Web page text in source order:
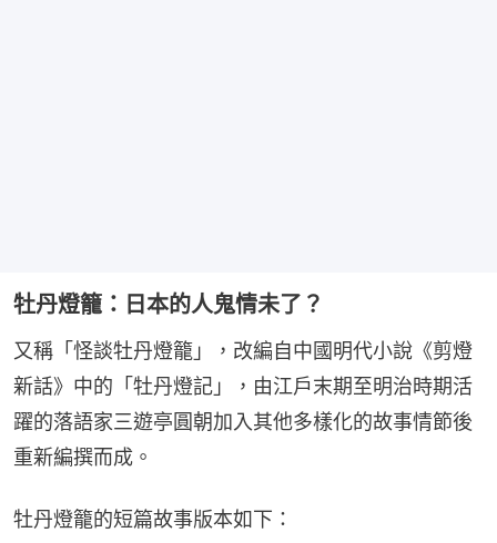
牡丹燈籠：日本的人鬼情未了？
又稱「怪談牡丹燈籠」，改編自中國明代小說《剪燈
新話》中的「牡丹燈記」，由江戶末期至明治時期活
躍的落語家三遊亭圓朝加入其他多樣化的故事情節後
重新編撰而成。
牡丹燈籠的短篇故事版本如下：